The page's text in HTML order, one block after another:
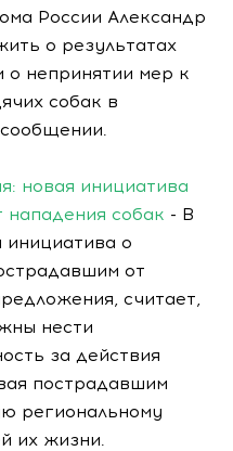
России Александр
о результатах
непринятии мер к
собак в
новая инициатива
собак - В
инициатива о
от
считает,
нести
за действия
пострадавшим
региональному
их жизни.